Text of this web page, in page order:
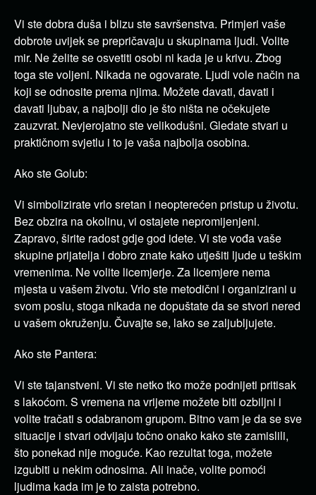
Vi ste dobra duša i blizu ste savršenstva. Primjeri vaše
dobrote uvijek se prepričavaju u skupinama ljudi. Volite
mir. Ne želite se osvetiti osobi ni kada je u krivu. Zbog
toga ste voljeni. Nikada ne ogovarate. Ljudi vole način na
koji se odnosite prema njima. Možete davati, davati i
davati ljubav, a najbolji dio je što ništa ne očekujete
zauzvrat. Nevjerojatno ste velikodušni. Gledate stvari u
praktičnom svjetlu i to je vaša najbolja osobina.
Ako ste Golub:
Vi simbolizirate vrlo sretan i neopterećen pristup u životu.
Bez obzira na okolinu, vi ostajete nepromijenjeni.
Zapravo, širite radost gdje god idete. Vi ste vođa vaše
skupine prijatelja i dobro znate kako utješiti ljude u teškim
vremenima. Ne volite licemjerje. Za licemjere nema
mjesta u vašem životu. Vrlo ste metodični i organizirani u
svom poslu, stoga nikada ne dopuštate da se stvori nered
u vašem okruženju. Čuvajte se, lako se zaljubljujete.
Ako ste Pantera:
Vi ste tajanstveni. Vi ste netko tko može podnijeti pritisak
s lakoćom. S vremena na vrijeme možete biti ozbiljni i
volite tračati s odabranom grupom. Bitno vam je da se sve
situacije i stvari odvijaju točno onako kako ste zamislili,
što ponekad nije moguće. Kao rezultat toga, možete
izgubiti u nekim odnosima. Ali inače, volite pomoći
ljudima kada im je to zaista potrebno.